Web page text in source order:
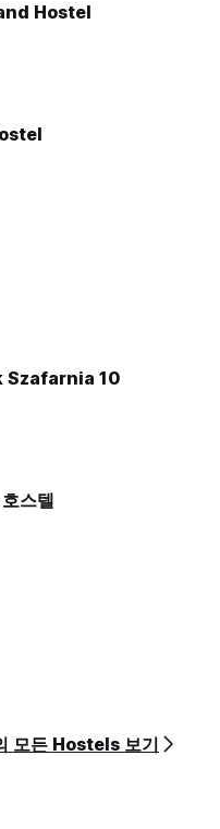
Hostel
Szafarnia 10
스텔
모든 Hostels 보기